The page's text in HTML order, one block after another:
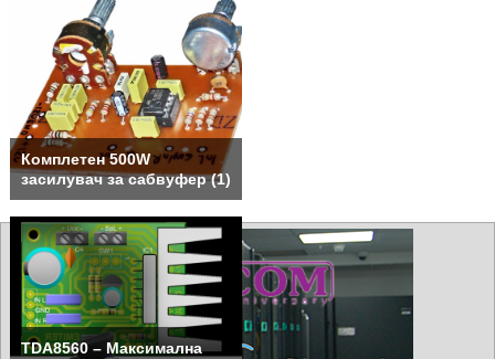
Комплетен 500W
засилувач за сабвуфер (1)
TDA8560 – Максимална